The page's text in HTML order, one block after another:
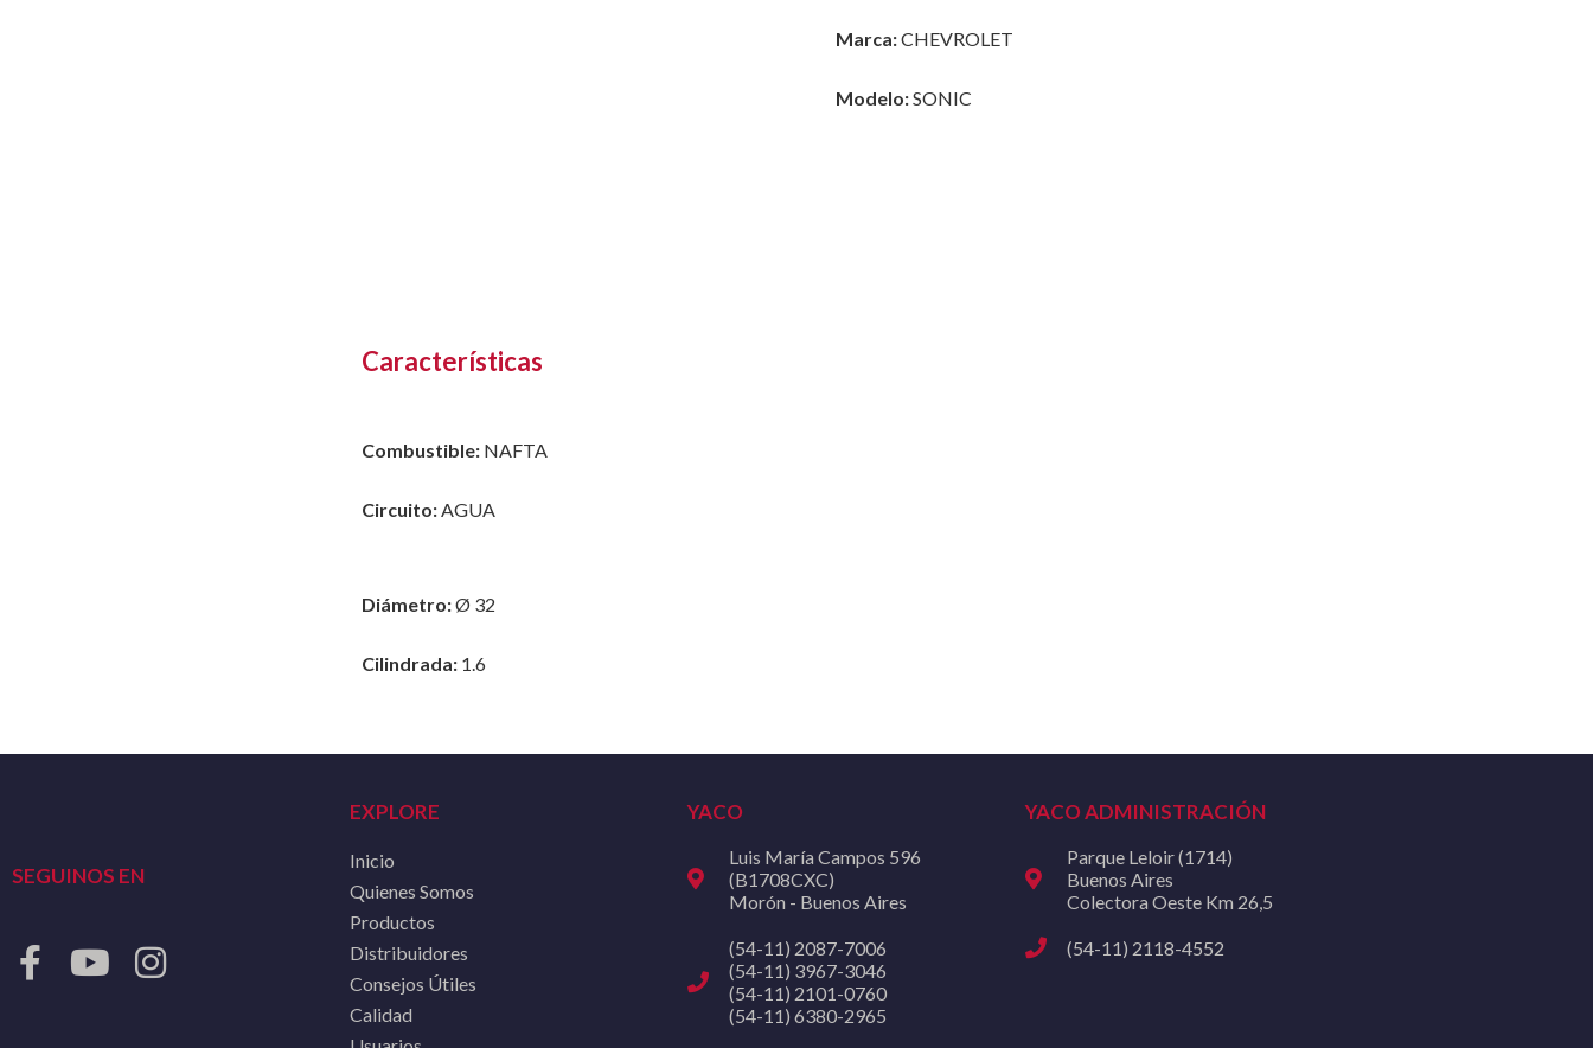
Marca:CHEVROLET
Modelo:SONIC
Características
Combustible: NAFTA
Circuito:AGUA
Diámetro:Ø 32
Cilindrada: 1.6
SEGUINOS EN
EXPLORE
Inicio
Quienes Somos
Productos
Distribuidores
Consejos Útiles
Calidad
YACO
Luis María Campos 596
(B1708CXC)
Morón - Buenos Aires
(54-11) 2087-7006
(54-11) 3967-3046
(54-11) 2101-0760
(54-11) 6380-2965
YACO ADMINISTRACIÓN
Parque Leloir (1714)
Buenos Aires
Colectora Oeste Km 26,5
(54-11) 2118-4552